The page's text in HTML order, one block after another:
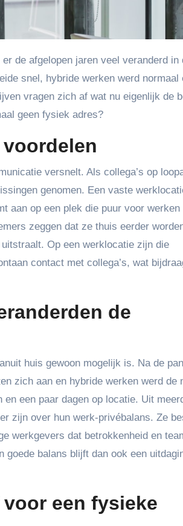
snel, hybride werken werd normaal
vragen zich af wat nu eigenlijk de
geen fysiek adres?
versnelt. Als collega’s op
genomen. Een vaste
aan op een plek die puur voor werken
zeggen dat ze thuis eerder
Op een werklocatie zijn die
contact met collega’s, wat
de
huis gewoon mogelijk is. Na de
zich aan en hybride werken werd de
een paar dagen op locatie. Uit
zijn over hun werk-privébalans. Ze
werkgevers dat betrokkenheid en
balans blijft dan ook een
een fysieke